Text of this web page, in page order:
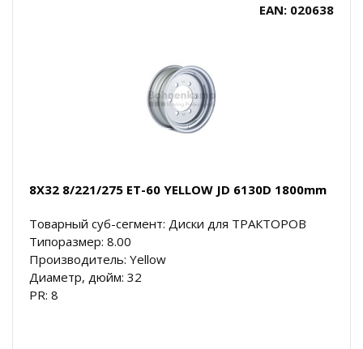
EAN: 020638
8X32 8/221/275 ET-60 YELLOW JD 6130D 1800mm
Товарный суб-сегмент: Диски для ТРАКТОРОВ
Типоразмер: 8.00
Производитель: Yellow
Диаметр, дюйм: 32
PR: 8